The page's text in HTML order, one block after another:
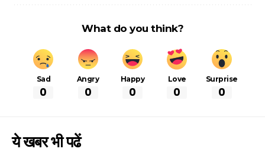
What do you think?
Sad
0
Angry
0
Happy
0
Love
0
Surprise
0
ये खबर भी पढें